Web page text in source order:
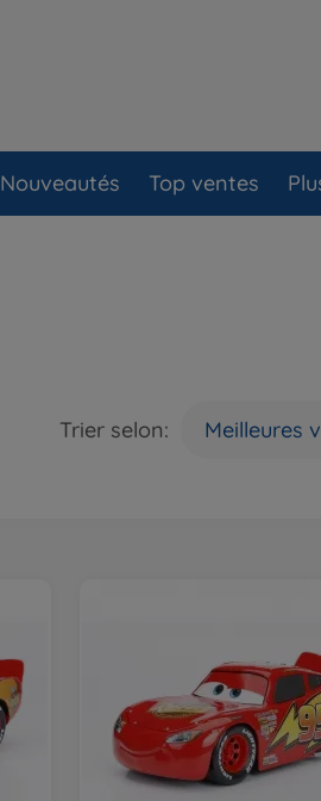
Nouveautés Top ventes
Trier selon: Meilleures